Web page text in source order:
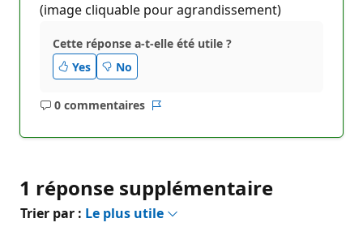
(image cliquable pour agrandissement)
Cette réponse a-t-elle été utile ?
Yes
No
0 commentaires
Aucun
Rapport
1 réponse supplémentaire
Trier par : Le plus utile